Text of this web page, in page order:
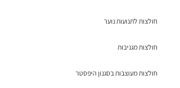
חולצות לתנועות נוער
חולצות מגניבות
חולצות מעוצבות בסגנון היפסטר